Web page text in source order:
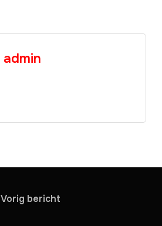
admin
Vorig bericht